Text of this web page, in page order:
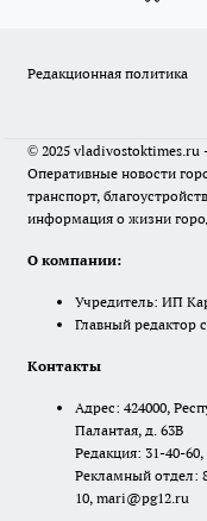
Редакционная политика
© 2025 vladivostoktimes.ru
Оперативные новости
транспорт,
информация о жизни
О компании:
Учредитель: ИП
Главный редактор
Контакты
Адрес: 424000,
Палантая, д. 63В
Редакция: 31-40-
Рекламный отдел:
10, mari@pg12.ru